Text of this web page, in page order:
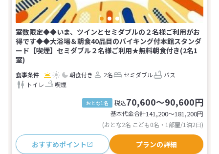
室数限定◆◆いま、ツインとセミダブルの２名様ご利用がお
得です◆◆大浴場＆朝食40品目のバイキング付本館スタンダ
ード【喫煙】セミダブル２名様ご利用★無料朝食付き(2名1
室)
朝食付き 2名 セミダブル
バス
トイレ
喫煙
おとな1名 税込70,600～90,600円
基本代金合計141,200〜181,200円
(おとな2名 こども0名・1部屋/1泊2日)
おすすめポイント プランの詳細